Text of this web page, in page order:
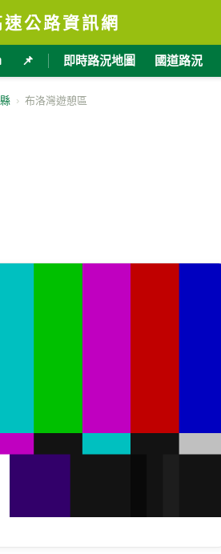
速公路資訊網
📌 即時路況地圖 國道路況
› 布洛灣遊憩區